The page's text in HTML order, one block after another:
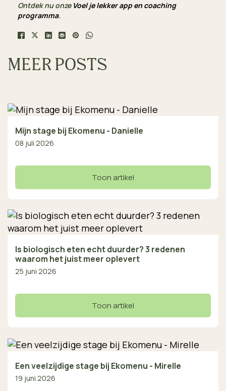
Ontdek nu onze Voel je lekker app en coaching
programma.
MEER POSTS
Mijn stage bij Ekomenu - Danielle
08 juli 2026
Toon artikel
Is biologisch eten echt duurder? 3 redenen
waarom het juist meer oplevert
25 juni 2026
Toon artikel
Een veelzijdige stage bij Ekomenu - Mirelle
19 juni 2026